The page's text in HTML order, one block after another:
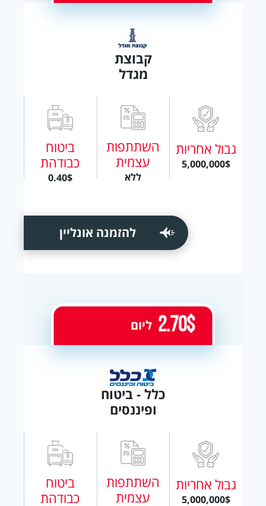
קבוצת
מגדל
גבול אחריות
5,000,000$
השתתפות
עצמית
ללא
ביטוח
כבודהת
0.40$
להזמנה אונליין
כלל - ביטוח
ופיננסים
גבול אחריות
5,000,000$
השתתפות
עצמית
ביטוח
כבודהת
2.70$ ליום